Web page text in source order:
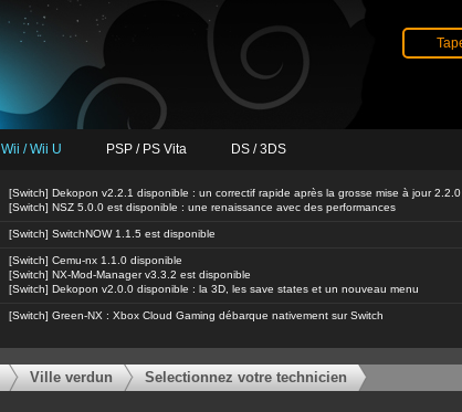
Wii / Wii U PSP / PS Vita DS / 3DS
[Switch] Dekopon v2.2.1 disponible : un correctif rapide après la grosse mise à jour 2.2.0
[Switch] NSZ 5.0.0 est disponible : une renaissance avec des performances
[Switch] SwitchNOW 1.1.5 est disponible
[Switch] Cemu-nx 1.1.0 disponible
[Switch] NX-Mod-Manager v3.3.2 est disponible
[Switch] Dekopon v2.0.0 disponible : la 3D, les save states et un nouveau menu
[Switch] Green-NX : Xbox Cloud Gaming débarque nativement sur Switch
Ville verdun Selectionnez votre technicien